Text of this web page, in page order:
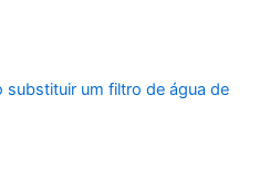
substituir um filtro de água de